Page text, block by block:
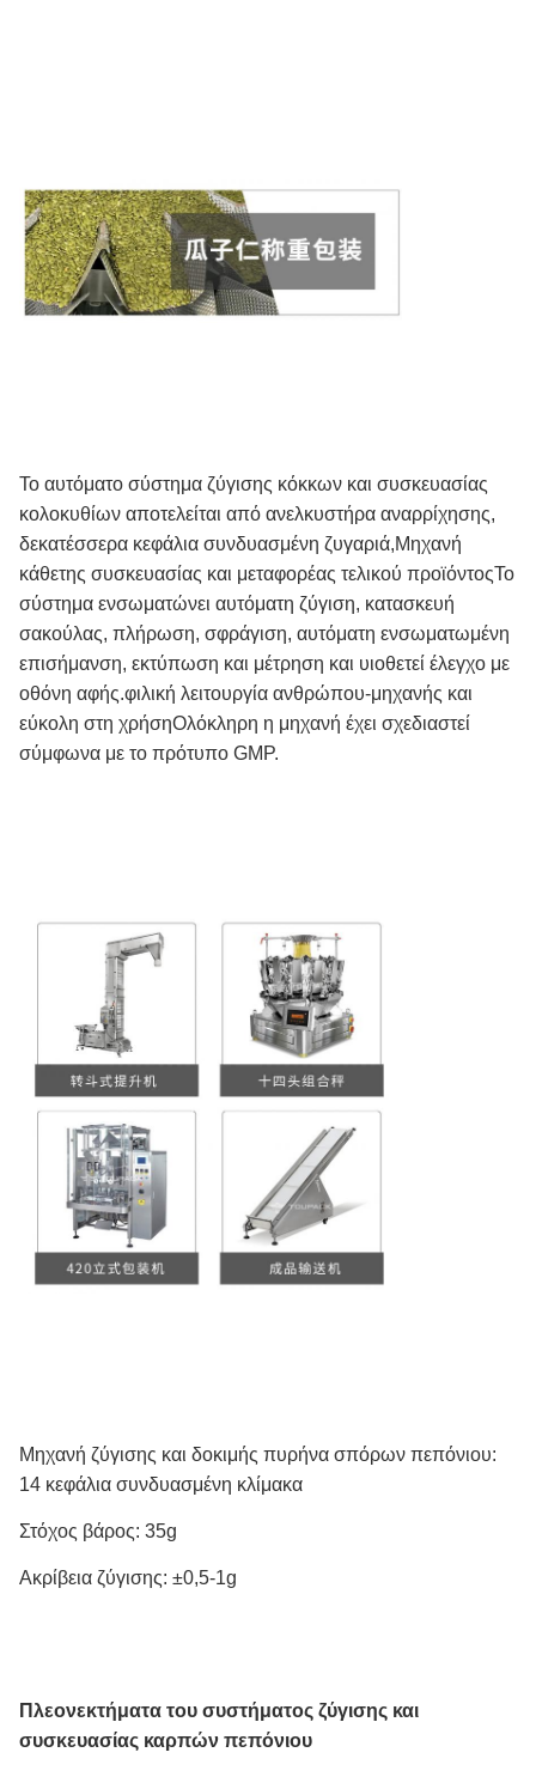
Το αυτόματο σύστημα ζύγισης κόκκων και συσκευασίας
κολοκυθίων αποτελείται από ανελκυστήρα αναρρίχησης,
δεκατέσσερα κεφάλια συνδυασμένη ζυγαριά,Μηχανή
κάθετης συσκευασίας και μεταφορέας τελικού προϊόντοςΤο
σύστημα ενσωματώνει αυτόματη ζύγιση, κατασκευή
σακούλας, πλήρωση, σφράγιση, αυτόματη ενσωματωμένη
επισήμανση, εκτύπωση και μέτρηση και υιοθετεί έλεγχο με
οθόνη αφής.φιλική λειτουργία ανθρώπου-μηχανής και
εύκολη στη χρήσηΟλόκληρη η μηχανή έχει σχεδιαστεί
σύμφωνα με το πρότυπο GMP.
Μηχανή ζύγισης και δοκιμής πυρήνα σπόρων πεπόνιου:
14 κεφάλια συνδυασμένη κλίμακα
Στόχος βάρος: 35g
Ακρίβεια ζύγισης: ±0,5-1g
Πλεονεκτήματα του συστήματος ζύγισης και
συσκευασίας καρπών πεπόνιου